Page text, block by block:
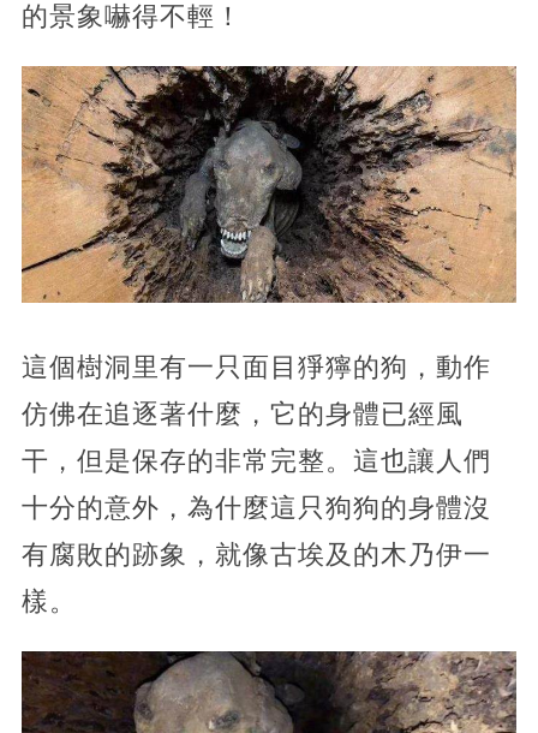
的景象嚇得不輕！
這個樹洞里有一只面目猙獰的狗，動作
仿佛在追逐著什麼，它的身體已經風
干，但是保存的非常完整。這也讓人們
十分的意外，為什麼這只狗狗的身體沒
有腐敗的跡象，就像古埃及的木乃伊一
樣。